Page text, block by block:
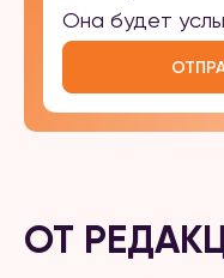
Она будет
ОТ